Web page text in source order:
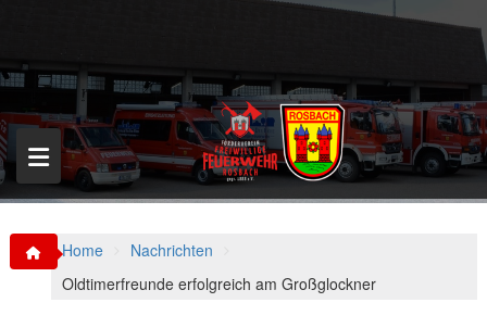
p
o
c
o
n
t
Home
Nachrichten
Oldtimerfreunde erfolgreich am Großglockner